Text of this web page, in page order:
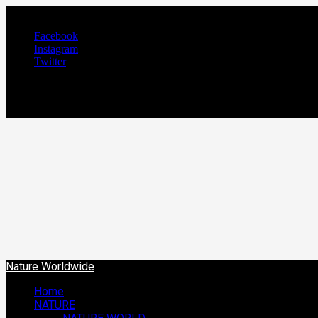
Facebook
Instagram
Twitter
Nature Worldwide
Home
NATURE